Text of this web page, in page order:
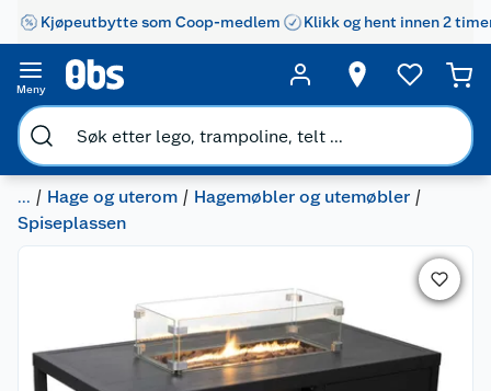
Kjøpeutbytte som Coop-medlem Klikk og hent innen 2
Meny
... Hage og uterom
Hagemøbler og utemøbler
Spiseplassen